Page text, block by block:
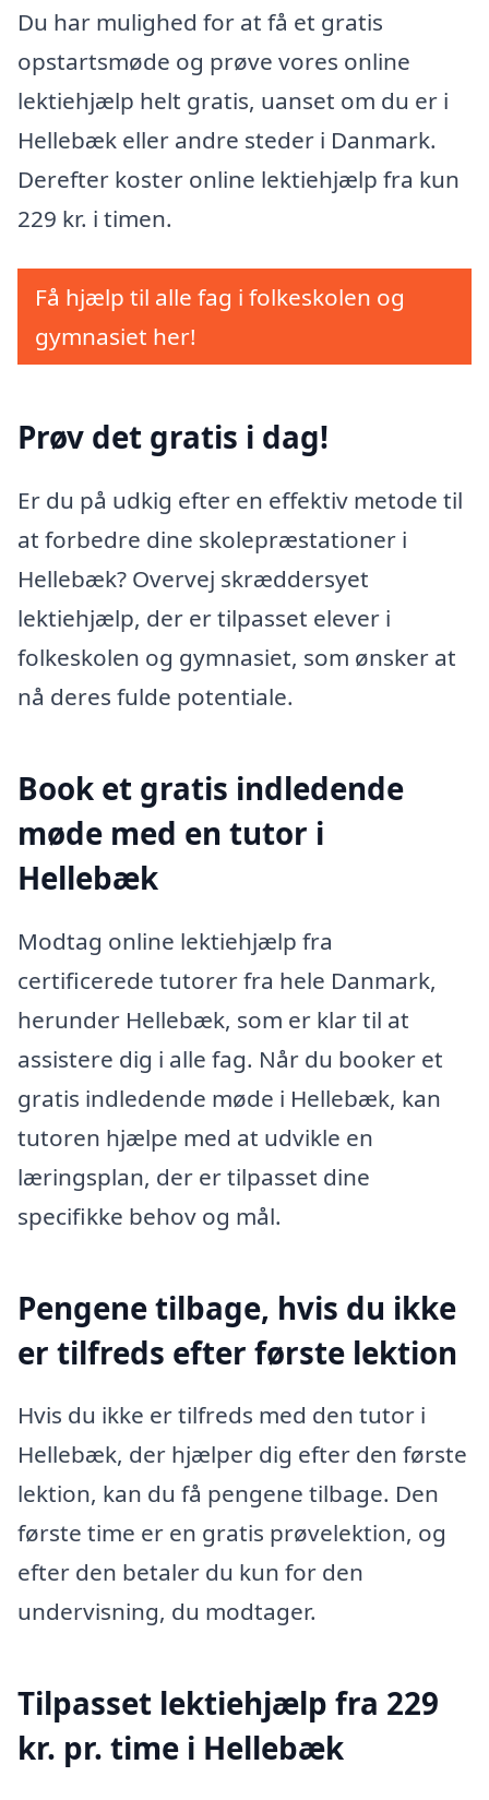
Du har mulighed for at få et gratis
opstartsmøde og prøve vores online
lektiehjælp helt gratis, uanset om du er i
Hellebæk eller andre steder i Danmark.
Derefter koster online lektiehjælp fra kun
229 kr. i timen.
Få hjælp til alle fag i folkeskolen og
gymnasiet her!
Prøv det gratis i dag!
Er du på udkig efter en effektiv metode til
at forbedre dine skolepræstationer i
Hellebæk? Overvej skræddersyet
lektiehjælp, der er tilpasset elever i
folkeskolen og gymnasiet, som ønsker at
nå deres fulde potentiale.
Book et gratis indledende
møde med en tutor i
Hellebæk
Modtag online lektiehjælp fra
certificerede tutorer fra hele Danmark,
herunder Hellebæk, som er klar til at
assistere dig i alle fag. Når du booker et
gratis indledende møde i Hellebæk, kan
tutoren hjælpe med at udvikle en
læringsplan, der er tilpasset dine
specifikke behov og mål.
Pengene tilbage, hvis du ikke
er tilfreds efter første lektion
Hvis du ikke er tilfreds med den tutor i
Hellebæk, der hjælper dig efter den første
lektion, kan du få pengene tilbage. Den
første time er en gratis prøvelektion, og
efter den betaler du kun for den
undervisning, du modtager.
Tilpasset lektiehjælp fra 229
kr. pr. time i Hellebæk